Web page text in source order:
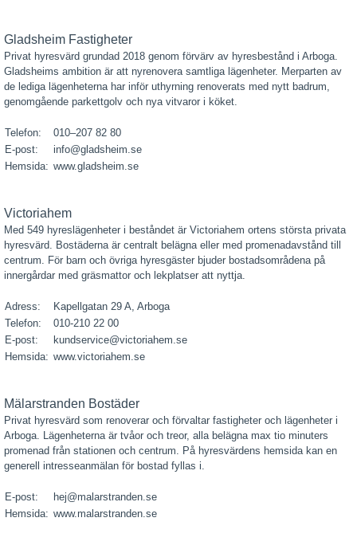
Gladsheim Fastigheter
Privat hyresvärd grundad 2018 genom förvärv av hyresbestånd i Arboga.
Gladsheims ambition är att nyrenovera samtliga lägenheter. Merparten av
de lediga lägenheterna har inför uthyrning renoverats med nytt badrum,
genomgående parkettgolv och nya vitvaror i köket.
Telefon:
010–207 82 80
E-post:
info@gladsheim.se
Hemsida: www.gladsheim.se
Victoriahem
Med 549 hyreslägenheter i beståndet är Victoriahem ortens största privata
hyresvärd. Bostäderna är centralt belägna eller med promenadavstånd till
centrum. För barn och övriga hyresgäster bjuder bostadsområdena på
innergårdar med gräsmattor och lekplatser att nyttja.
Adress:
Kapellgatan 29 A, Arboga
Telefon:
010-210 22 00
E-post:
kundservice@victoriahem.se
Hemsida: www.victoriahem.se
Mälarstranden Bostäder
Privat hyresvärd som renoverar och förvaltar fastigheter och lägenheter i
Arboga. Lägenheterna är tvåor och treor, alla belägna max tio minuters
promenad från stationen och centrum. På hyresvärdens hemsida kan en
generell intresseanmälan för bostad fyllas i.
E-post:
hej@malarstranden.se
Hemsida: www.malarstranden.se